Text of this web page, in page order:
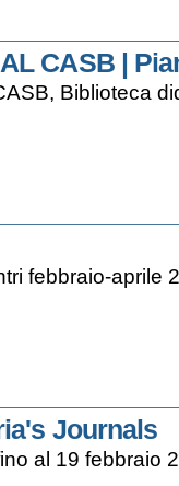
CASB |
Biblioteca
febbraio-aprile
Journals
al 19 febbraio